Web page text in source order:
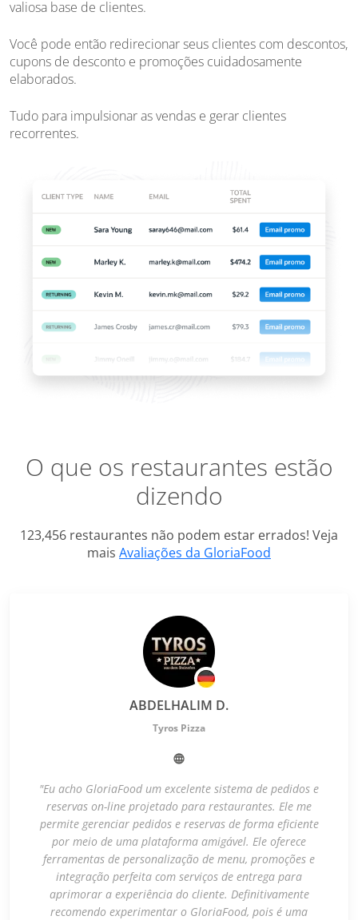
valiosa base de clientes.
Você pode então redirecionar seus clientes com descontos,
cupons de desconto e promoções cuidadosamente
elaborados.
Tudo para impulsionar as vendas e gerar clientes
recorrentes.
O que os restaurantes estão
dizendo
123,456 restaurantes não podem estar errados! Veja
mais Avaliações da GloriaFood
ABDELHALIM D.
Tyros Pizza
"Eu acho GloriaFood um excelente sistema de pedidos e
reservas on-line projetado para restaurantes. Ele me
permite gerenciar pedidos e reservas de forma eficiente
por meio de uma plataforma amigável. Ele oferece
ferramentas de personalização de menu, promoções e
integração perfeita com serviços de entrega para
aprimorar a experiência do cliente. Definitivamente
recomendo experimentar o GloriaFood, pois é uma